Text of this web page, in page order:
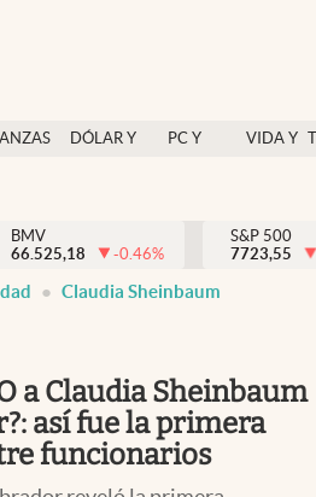
DÓLAR Y
PC Y
VIDA Y
México
BMV
66.525,18
-0.46%
S&P 500
7723,55
Claudia Sheinbaum
a Claudia Sheinbaum
así fue la primera
funcionarios